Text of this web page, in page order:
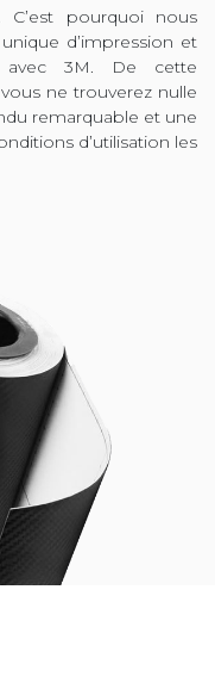
pourquoi nous
d’impression et
avec 3M. De cette
ne trouverez nulle
remarquable et une
d’utilisation les